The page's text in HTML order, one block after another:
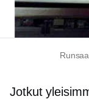
Jotkut